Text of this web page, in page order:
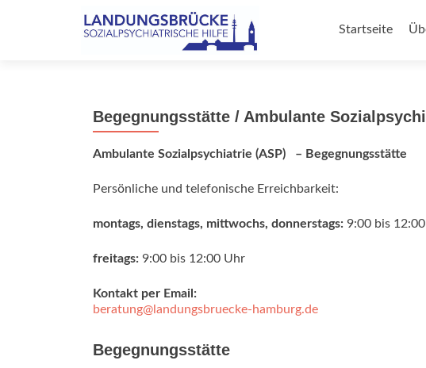
Inhalt
Startseite
Begegnungsstätte / Ambulante
Ambulante Sozialpsychiatrie (ASP) – Begegnungsstätte
Persönliche und telefonische Erreichbarkeit:
montags, dienstags, mittwochs, donnerstags: 9:00 bis
freitags: 9:00 bis 12:00 Uhr
Kontakt per Email:
beratung@landungsbruecke-hamburg.de
Begegnungsstätte